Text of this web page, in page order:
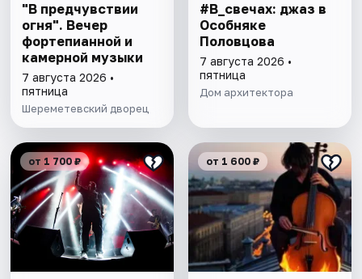
"В предчувствии
огня". Вечер
фортепианной и
камерной музыки
7 августа 2026 •
пятница
Шереметевский дворец
#В_свечах: джаз в
Особняке
Половцова
7 августа 2026 •
пятница
Дом архитектора
от 1 700 ₽ от 1 600 ₽